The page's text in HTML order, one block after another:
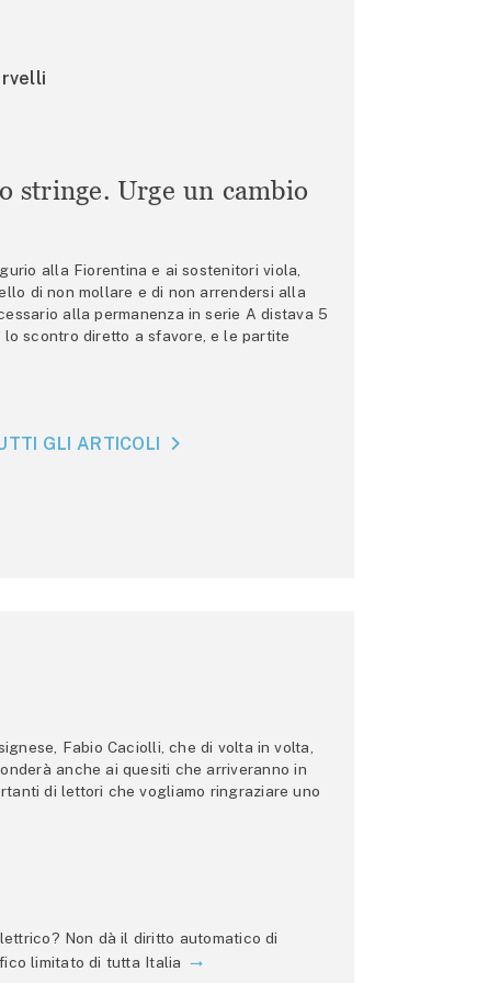
stringe. Urge un cambio
alla Fiorentina e ai sostenitori viola,
di non mollare e di non arrendersi alla
alla permanenza in serie A distava 5
scontro diretto a sfavore, e le partite
GLI ARTICOLI
Fabio Caciolli, che di volta in volta,
anche ai quesiti che arriveranno in
di lettori che vogliamo ringraziare uno
Non dà il diritto automatico di
limitato di tutta Italia